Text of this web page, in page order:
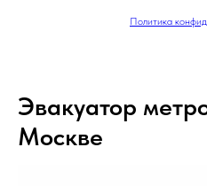
Политика
Эвакуатор
Москве